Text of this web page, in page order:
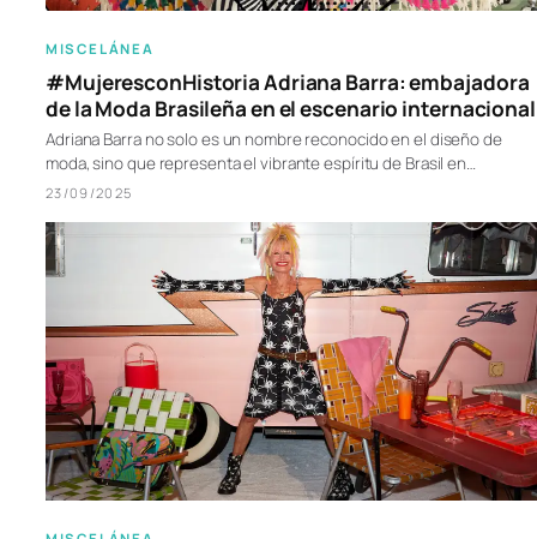
MISCELÁNEA
#MujeresconHistoria Adriana Barra: embajadora
de la Moda Brasileña en el escenario internacional
Adriana Barra no solo es un nombre reconocido en el diseño de
moda, sino que representa el vibrante espíritu de Brasil en…
23/09/2025